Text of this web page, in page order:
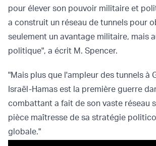
pour élever son pouvoir militaire et
a construit un réseau de tunnels pour
seulement un avantage militaire, mais
politique", a écrit M. Spencer.
"Mais plus que l'ampleur des tunnels à
Israël-Hamas est la première guerre
combattant a fait de son vaste réseau
pièce maîtresse de sa stratégie
globale."